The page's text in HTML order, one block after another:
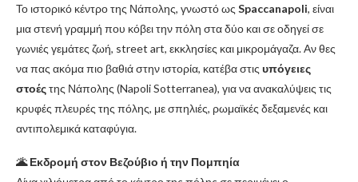
Το ιστορικό κέντρο της Νάπολης, γνωστό ως Spaccanapoli, είναι
μια στενή γραμμή που κόβει την πόλη στα δύο και σε οδηγεί σε
γωνιές γεμάτες ζωή, street art, εκκλησίες και μικρομάγαζα. Αν θες
να πας ακόμα πιο βαθιά στην ιστορία, κατέβα στις υπόγειες
στοέςτης Νάπολης (Napoli Sotterranea), για να ανακαλύψεις τις
κρυφές πλευρές της πόλης, με σπηλιές, ρωμαϊκές δεξαμενές και
αντιπολεμικά καταφύγια.
🌋 Εκδρομή στον Βεζούβιο ή την Πομπηία